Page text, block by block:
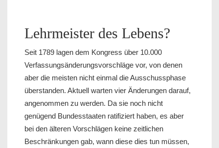
Lehrmeister des Lebens?
Seit 1789 lagen dem Kongress über 10.000
Verfassungsänderungsvorschläge vor, von denen
aber die meisten nicht einmal die Ausschussphase
überstanden. Aktuell warten vier Änderungen darauf,
angenommen zu werden. Da sie noch nicht
genügend Bundesstaaten ratifiziert haben, es aber
bei den älteren Vorschlägen keine zeitlichen
Beschränkungen gab, wann diese dies tun müssen,